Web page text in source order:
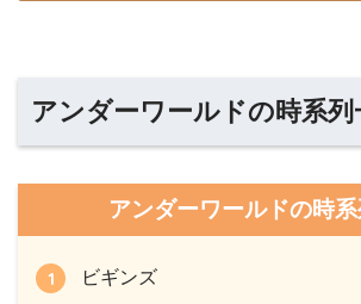
アンダーワールドの時系列
アンダーワールドの時
ビギンズ